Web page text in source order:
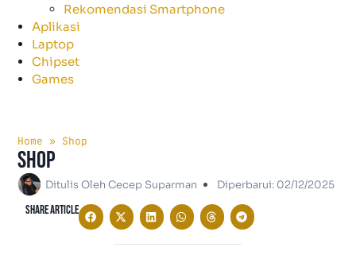
Rekomendasi Smartphone
Aplikasi
Laptop
Chipset
Games
Home » Shop
Shop
Ditulis Oleh Cecep Suparman Diperbarui: 02/12/2025
Share Article